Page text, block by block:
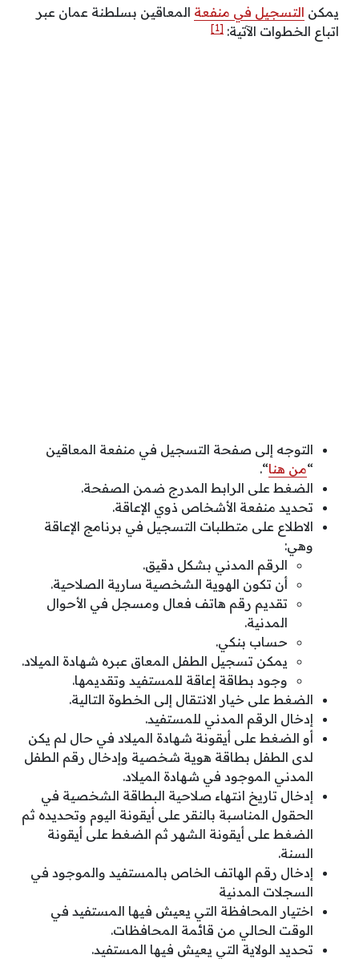
يمكن التسجيل في منفعة المعاقين بسلطنة عمان عبر
اتباع الخطوات الآتية: [1]
التوجه إلى صفحة التسجيل في منفعة المعاقين
“من هنا“.
الضغط على الرابط المدرج ضمن الصفحة.
تحديد منفعة الأشخاص ذوي الإعاقة.
الاطلاع على متطلبات التسجيل في برنامج الإعاقة
وهي:
الرقم المدني بشكل دقيق.
أن تكون الهوية الشخصية سارية الصلاحية.
تقديم رقم هاتف فعال ومسجل في الأحوال
المدنية.
حساب بنكي.
يمكن تسجيل الطفل المعاق عبره شهادة الميلاد.
وجود بطاقة إعاقة للمستفيد وتقديمها.
الضغط على خيار الانتقال إلى الخطوة التالية.
إدخال الرقم المدني للمستفيد.
أو الضغط على أيقونة شهادة الميلاد في حال لم يكن
لدى الطفل بطاقة هوية شخصية وإدخال رقم الطفل
المدني الموجود في شهادة الميلاد.
إدخال تاريخ انتهاء صلاحية البطاقة الشخصية في
الحقول المناسبة بالنقر على أيقونة اليوم وتحديده ثم
الضغط على أيقونة الشهر ثم الضغط على أيقونة
السنة.
إدخال رقم الهاتف الخاص بالمستفيد والموجود في
السجلات المدنية
اختيار المحافظة التي يعيش فيها المستفيد في
الوقت الحالي من قائمة المحافظات.
تحديد الولاية التي يعيش فيها المستفيد.